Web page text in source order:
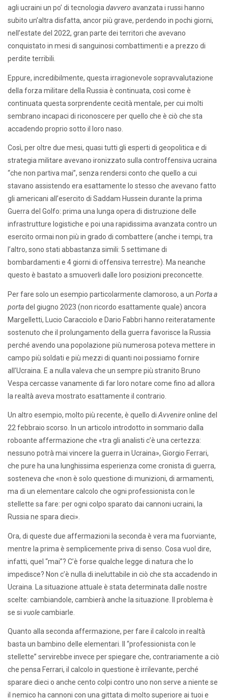
agli ucraini un po’ di tecnologiadavvero avanzata i russi hanno
subito un’altra disfatta, ancor più grave, perdendo in pochi giorni,
nell’estate del 2022, gran parte dei territori che avevano
conquistato in mesi di sanguinosi combattimenti e a prezzo di
perdite terribili.
Eppure, incredibilmente, questa irragionevole sopravvalutazione
della forza militare della Russia è continuata, così come è
continuata questa sorprendente cecità mentale, per cui molti
sembrano incapaci di riconoscere per quello che è ciò che sta
accadendo proprio sotto il loro naso.
Così, per oltre due mesi, quasi tutti gli esperti di geopolitica e di
strategia militare avevano ironizzato sulla controffensiva ucraina
“che non partiva mai”, senza rendersi conto che quello a cui
stavano assistendo era esattamente lo stesso che avevano fatto
gli americani all’esercito di Saddam Hussein durante la prima
Guerra del Golfo: prima una lunga opera di distruzione delle
infrastrutture logistiche e poi una rapidissima avanzata contro un
esercito ormai non più in grado di combattere (anche i tempi, tra
l’altro, sono stati abbastanza simili: 5 settimane di
bombardamenti e 4 giorni di offensiva terrestre). Ma neanche
questo è bastato a smuoverli dalle loro posizioni preconcette.
Per fare solo un esempio particolarmente clamoroso, a un Porta a
portadel giugno 2023 (non ricordo esattamente quale) ancora
Margelletti, Lucio Caracciolo e Dario Fabbri hanno reiteratamente
sostenuto che il prolungamento della guerra favorisce la Russia
perché avendo una popolazione più numerosa poteva mettere in
campo più soldati e più mezzi di quanti noi possiamo fornire
all’Ucraina. E a nulla valeva che un sempre più stranito Bruno
Vespa cercasse vanamente di far loro notare come fino ad allora
la realtà aveva mostrato esattamente il contrario.
Un altro esempio, molto più recente, è quello diAvvenireonline del
22 febbraio scorso. In un articolo introdotto in sommario dalla
roboante affermazione che «tra gli analisti c’è una certezza:
nessuno potrà mai vincere la guerra in Ucraina», Giorgio Ferrari,
che pure ha una lunghissima esperienza come cronista di guerra,
sosteneva che «non è solo questione di munizioni, di armamenti,
ma di un elementare calcolo che ogni professionista con le
stellette sa fare: per ogni colpo sparato dai cannoni ucraini, la
Russia ne spara dieci».
Ora, di queste due affermazioni la seconda è vera ma fuorviante,
mentre la prima è semplicemente priva di senso. Cosa vuol dire,
infatti, quel “mai”? C’è forse qualche legge di natura che lo
impedisce? Non c’è nulla di ineluttabile in ciò che sta accadendo in
Ucraina. La situazione attuale è stata determinata dalle nostre
scelte: cambiandole, cambierà anche la situazione. Il problema è
se si vuolecambiarle.
Quanto alla seconda affermazione, per fare il calcolo in realtà
basta un bambino delle elementari. Il “professionista con le
stellette” servirebbe invece per spiegare che, contrariamente a ciò
che pensa Ferrari, il calcolo in questione è irrilevante, perché
sparare dieci o anche cento colpi contro uno non serve a niente se
il nemico ha cannoni con una gittata di molto superiore ai tuoi e